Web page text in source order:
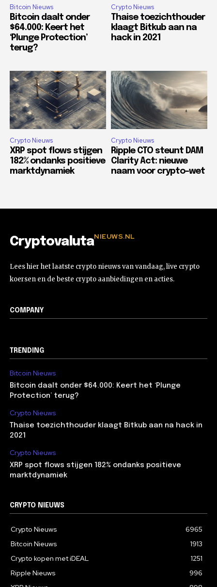
Bitcoin Nieuws
Bitcoin daalt onder
$64.000: Keert het
‘Plunge Protection’
terug?
Crypto Nieuws
Thaise toezichthouder
klaagt Bitkub aan na
hack in 2021
Crypto Nieuws
XRP spot flows stijgen
182% ondanks positieve
marktdynamiek
Crypto Nieuws
Ripple CTO steunt DAM
Clarity Act: nieuwe
naam voor crypto-wet
CryptovalutaNIEUWS.NL
Lees hier het laatste crypto nieuws van vandaag, live crypto
koersen en de beste crypto aanbiedingen en acties.
COMPANY
TRENDING
Bitcoin Nieuws
Bitcoin daalt onder $64.000: Keert het ‘Plunge
Protection’ terug?
Crypto Nieuws
Thaise toezichthouder klaagt Bitkub aan na hack in
2021
Crypto Nieuws
XRP spot flows stijgen 182% ondanks positieve
marktdynamiek
CRYPTO NIEUWS
Crypto Nieuws
6965
Bitcoin Nieuws
1913
Crypto kopen met iDEAL
1251
Ripple Nieuws
996